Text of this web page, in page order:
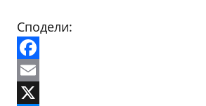
Сподели:
Facebook
Email